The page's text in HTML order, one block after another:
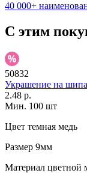
40 000+
С этим
50832
Украшение на
2.48 р.
Мин. 100 шт
Цвет темная медь
Размер 9мм
Материал цветной